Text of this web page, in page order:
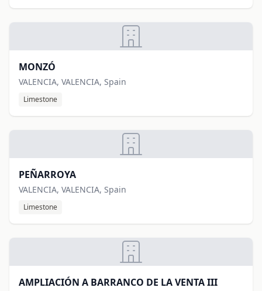
MONZÓ
VALENCIA, VALENCIA, Spain
Limestone
PEÑARROYA
VALENCIA, VALENCIA, Spain
Limestone
AMPLIACIÓN A BARRANCO DE LA VENTA III